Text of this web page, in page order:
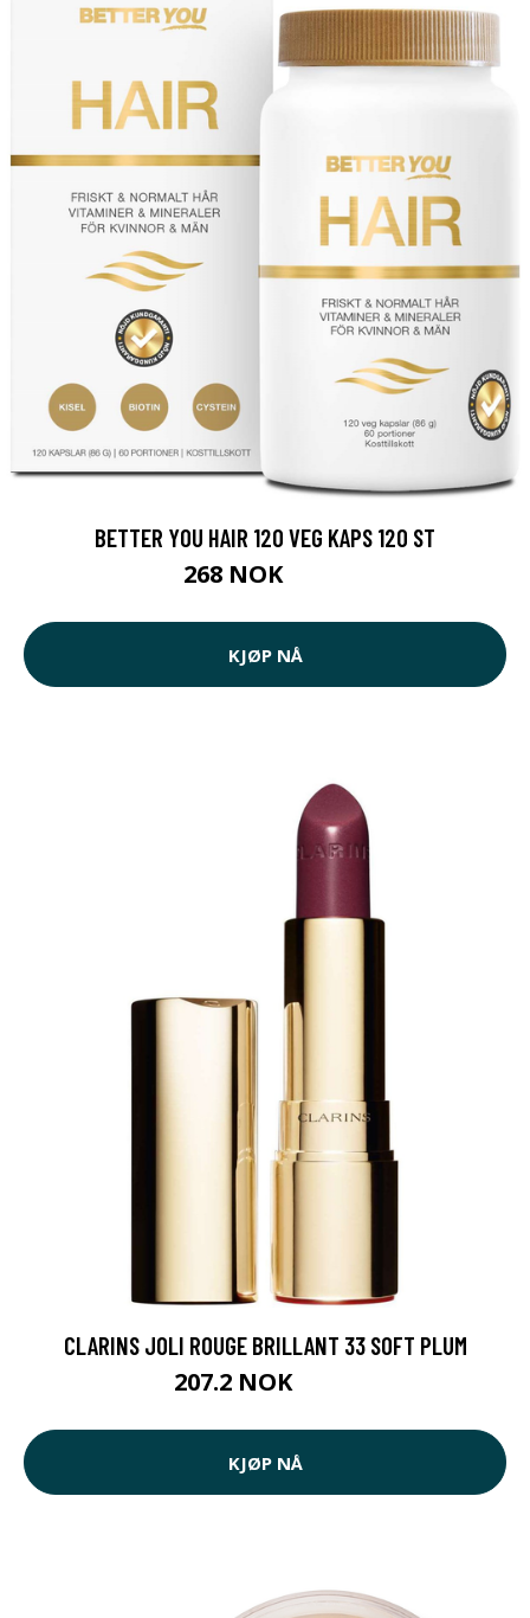
BETTER YOU HAIR 120 VEG KAPS 120 ST
268 NOK
KJØP NÅ
CLARINS JOLI ROUGE BRILLANT 33 SOFT PLUM
207.2 NOK
KJØP NÅ